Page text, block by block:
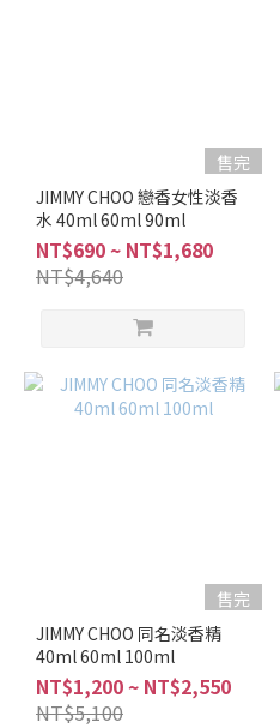
JIMMY
CHOO
(14)
售完
JIMMY CHOO 戀香女性淡香
水 40ml 60ml 90ml
NT$690 ~ NT$1,680
NT$4,640
售完
JIMMY CHOO 同名淡香精
40ml 60ml 100ml
NT$1,200 ~ NT$2,550
NT$5,100